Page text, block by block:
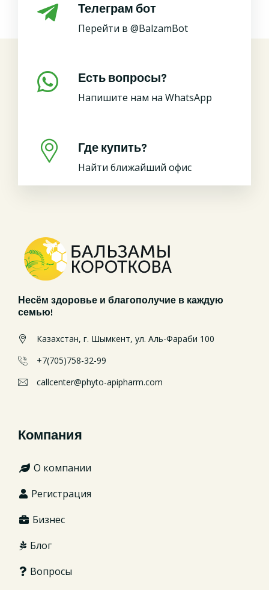
Телеграм бот
Перейти в @BalzamBot
Есть вопросы?
Напишите нам на WhatsApp
Где купить?
Найти ближайший офис
Несём здоровье и благополучие в каждую
семью!
Казахстан, г. Шымкент, ул. Аль-Фараби 100
+7(705)758-32-99
callcenter@phyto-apipharm.com
Компания
О компании
Регистрация
Бизнес
Блог
Вопросы